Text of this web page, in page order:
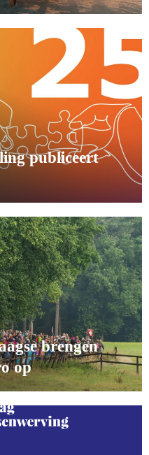
publiceert
brengen
op